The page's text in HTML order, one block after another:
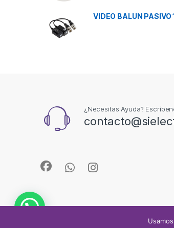
VIDEO BALUN PASIVO
¿Necesitas Ayuda?
© Sielectronica 2024 Todos los